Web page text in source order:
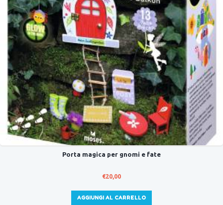
Porta magica per gnomi e fate
€20,00
AGGIUNGI AL CARRELLO